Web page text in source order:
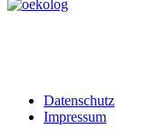
Datenschutz
Impressum